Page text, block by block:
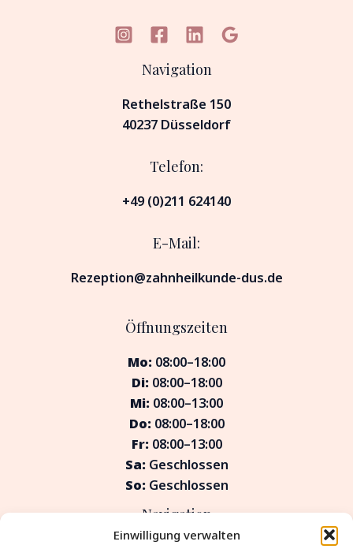
Einwilligung verwalten
Navigation
Rethelstraße 150
40237 Düsseldorf
Telefon:
+49 (0)211 624140
E-Mail:
Rezeption@zahnheilkunde-dus.de
Öffnungszeiten
Mo: 08:00–18:00
Di:08:00–18:00
Mi: 08:00–13:00
Do:08:00–18:00
Fr:08:00–13:00
Sa:Geschlossen
So:Geschlossen
Navigation
Zahnident – Ihr Zahnarzt in Düsseldorf für